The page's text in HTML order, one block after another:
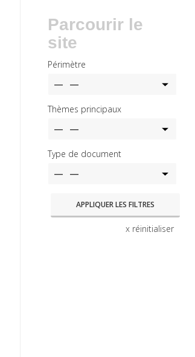
Parcourir le
site
Périmètre
Thèmes principaux
Type de document
x réinitialiser